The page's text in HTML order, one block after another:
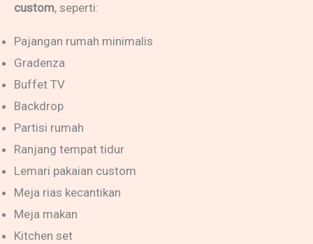
custom, seperti:
Pajangan rumah minimalis
Gradenza
Buffet TV
Backdrop
Partisi rumah
Ranjang tempat tidur
Lemari pakaian custom
Meja rias kecantikan
Meja makan
Kitchen set